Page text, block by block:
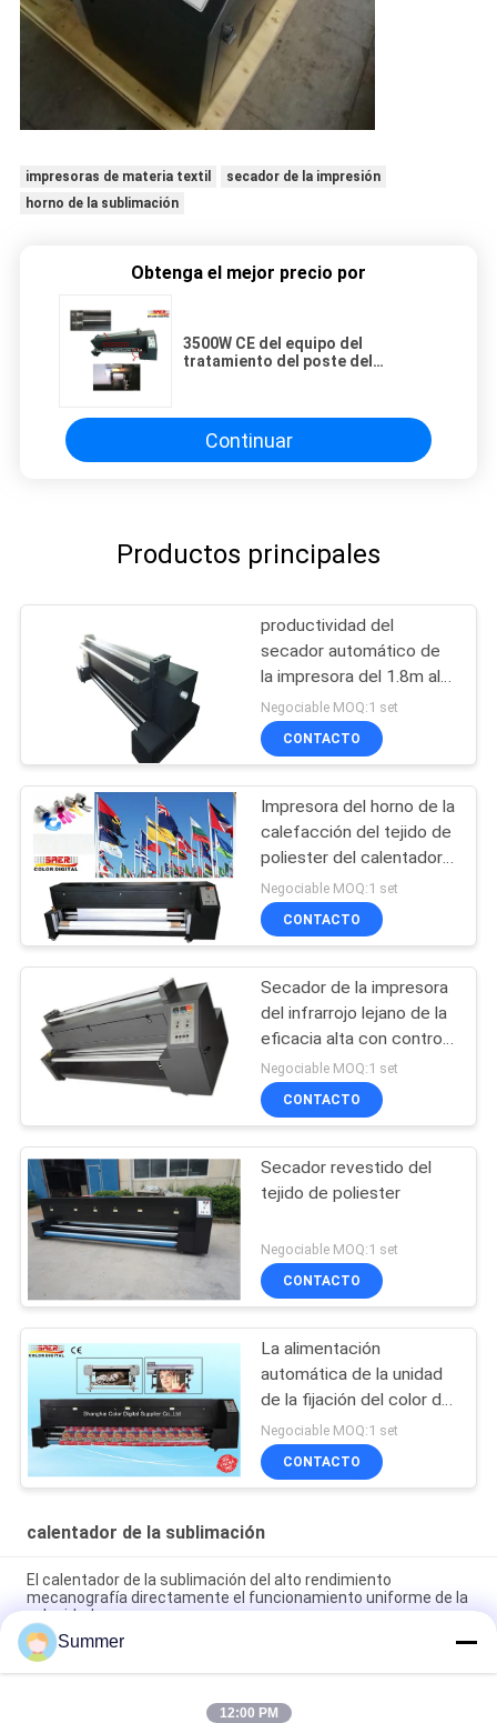
impresoras de materia textil
secador de la impresión
horno de la sublimación
Obtenga el mejor precio por
3500W CE del equipo del
tratamiento del poste del
Continuar
Productos principales
productividad del
secador automático de
la impresora del 1.8m alta
con la electro
calefacción termal
Negociable MOQ:1 set
CONTACTO
Impresora del horno de la
calefacción del tejido de
poliester del calentador
de la sublimación de las
banderas de las
banderas
Negociable MOQ:1 set
CONTACTO
Secador de la impresora
del infrarrojo lejano de la
eficacia alta con control
de tensión de Digitaces
Negociable MOQ:1 set
CONTACTO
Secador revestido del
tejido de poliester
Negociable MOQ:1 set
CONTACTO
La alimentación
automática de la unidad
de la fijación del color de
la máquina del calentador
de la sublimación del
formato grande toma el
Negociable MOQ:1 set
CONTACTO
calentador de la sublimación
El calentador de la sublimación del alto rendimiento
mecanografía directamente el funcionamiento uniforme de la
velocidad
220 - impresora de la sublimación del calor del voltaje 240v
para la materia textil con temperatura alta
Summer
12:00 PM